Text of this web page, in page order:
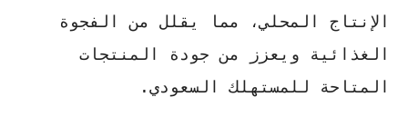
الإنتاج المحلي، مما يقلل من الفجوة
الغذائية ويعزز من جودة المنتجات
المتاحة للمستهلك السعودي.